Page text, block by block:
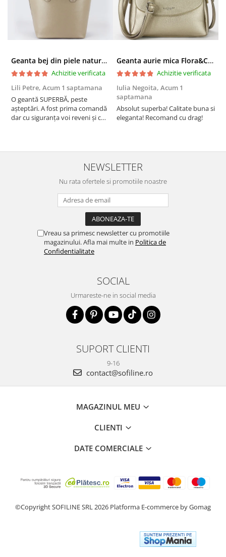
Geanta bej din piele naturala 8966 123
Achizitie verificata
Lili Petre, Acum 1 saptamana
O geantă SUPERBĂ, peste
așteptări. A fost prima comandă
dar cu siguranța voi reveni și cu
doua zi). RECOMAND SOFILINE!!!
Geanta aurie mica Flora&CO Paris H6930 16
Achizitie verificata
Iulia Negoita, Acum 1
saptamana
Absolut superba! Calitate buna si
eleganta! Recomand cu drag!
NEWSLETTER
Nu rata ofertele si promotiile noastre
Vreau sa primesc newsletter cu promotiile
magazinului. Afla mai multe in Politica de
Confidentialitate
SOCIAL
Urmareste-ne in social media
SUPORT CLIENTI
9-16
contact@sofiline.ro
MAGAZINUL MEU
CLIENTI
DATE COMERCIALE
©Copyright SOFILINE SRL 2026 Platforma E-commerce by Gomag